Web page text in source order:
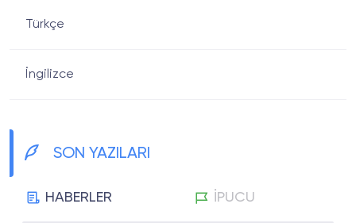
Türkçe
İngilizce
SON YAZILARI
HABERLER İPUCU